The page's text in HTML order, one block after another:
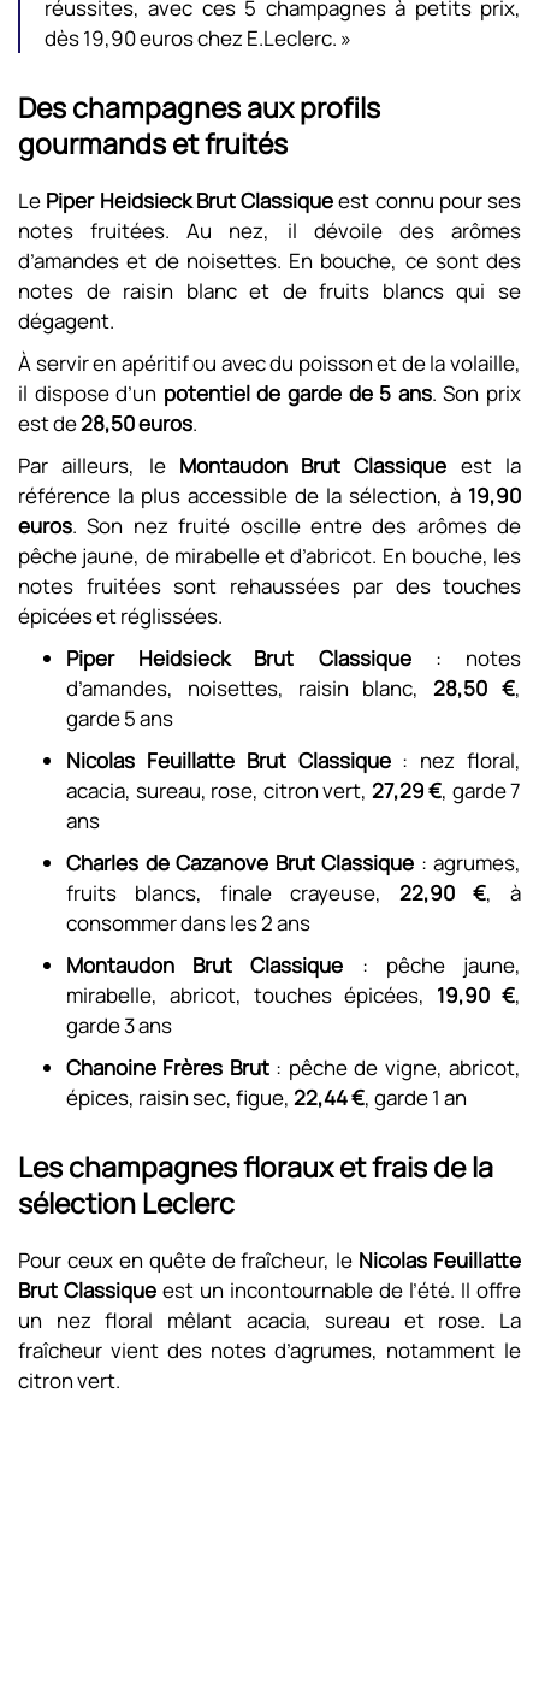
réussites, avec ces 5 champagnes à petits prix,
dès 19,90 euros chez E.Leclerc. »
Des champagnes aux profils
gourmands et fruités
Le Piper Heidsieck Brut Classiqueest connu pour ses
notes fruitées. Au nez, il dévoile des arômes
d’amandes et de noisettes. En bouche, ce sont des
notes de raisin blanc et de fruits blancs qui se
dégagent.
À servir en apéritif ou avec du poisson et de la volaille,
il dispose d’un potentiel de garde de 5 ans. Son prix
est de28,50 euros.
Par ailleurs, le Montaudon Brut Classique est la
référence la plus accessible de la sélection, à 19,90
euros. Son nez fruité oscille entre des arômes de
pêche jaune, de mirabelle et d’abricot. En bouche, les
notes fruitées sont rehaussées par des touches
épicées et réglissées.
Piper Heidsieck Brut Classique: notes
d’amandes, noisettes, raisin blanc,28,50 €,
garde 5 ans
Nicolas Feuillatte Brut Classique: nez floral,
acacia, sureau, rose, citron vert, 27,29 €, garde 7
ans
Charles de Cazanove Brut Classique : agrumes,
fruits blancs, finale crayeuse, 22,90 €, à
consommer dans les 2 ans
Montaudon Brut Classique : pêche jaune,
mirabelle, abricot, touches épicées, 19,90 €,
garde 3 ans
Chanoine Frères Brut: pêche de vigne, abricot,
épices, raisin sec, figue, 22,44 €, garde 1 an
Les champagnes floraux et frais de la
sélection Leclerc
Pour ceux en quête de fraîcheur, le Nicolas Feuillatte
Brut Classique est un incontournable de l’été. Il offre
un nez floral mêlant acacia, sureau et rose. La
fraîcheur vient des notes d’agrumes, notamment le
citron vert.